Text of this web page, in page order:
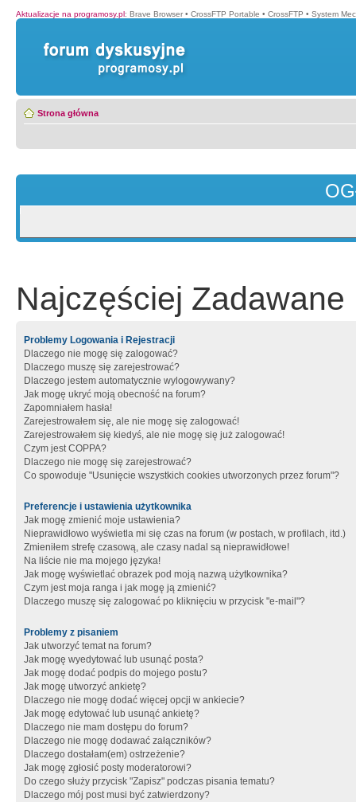
Aktualizacje na programosy.pl: Brave Browser • CrossFTP Portable • CrossFTP • System
Strona główna
Najczęściej Zadawane
Problemy Logowania i Rejestracji
Dlaczego nie mogę się zalogować?
Dlaczego muszę się zarejestrować?
Dlaczego jestem automatycznie wylogowywany?
Jak mogę ukryć moją obecność na forum?
Zapomniałem hasła!
Zarejestrowałem się, ale nie mogę się zalogować!
Zarejestrowałem się kiedyś, ale nie mogę się już zalogować!
Czym jest COPPA?
Dlaczego nie mogę się zarejestrować?
Co spowoduje "Usunięcie wszystkich cookies utworzonych przez forum"?
Preferencje i ustawienia użytkownika
Jak mogę zmienić moje ustawienia?
Nieprawidłowo wyświetla mi się czas na forum (w postach, w profilach, itd.)
Zmieniłem strefę czasową, ale czasy nadal są nieprawidłowe!
Na liście nie ma mojego języka!
Jak mogę wyświetlać obrazek pod moją nazwą użytkownika?
Czym jest moja ranga i jak mogę ją zmienić?
Dlaczego muszę się zalogować po kliknięciu w przycisk "e-mail"?
Problemy z pisaniem
Jak utworzyć temat na forum?
Jak mogę wyedytować lub usunąć posta?
Jak mogę dodać podpis do mojego postu?
Jak mogę utworzyć ankietę?
Dlaczego nie mogę dodać więcej opcji w ankiecie?
Jak mogę edytować lub usunąć ankietę?
Dlaczego nie mam dostępu do forum?
Dlaczego nie mogę dodawać załączników?
Dlaczego dostałam(em) ostrzeżenie?
Jak mogę zgłosić posty moderatorowi?
Do czego służy przycisk "Zapisz" podczas pisania tematu?
Dlaczego mój post musi być zatwierdzony?